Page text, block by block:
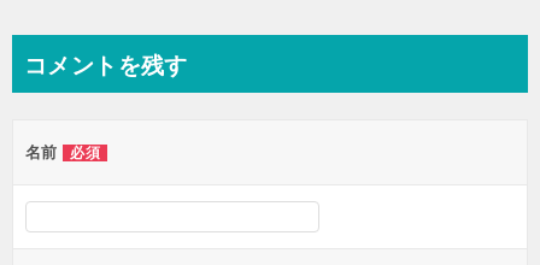
ビ
ー
シ
コメントを残す
名前 必須